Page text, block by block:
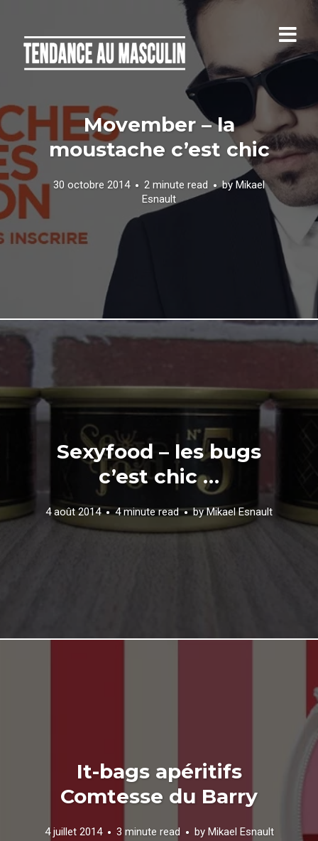
Movember – la
moustache c’est chic
30 octobre 2014 2 minute read by Mikael
Esnault
Sexyfood – les bugs
c’est chic …
4 août 2014 4 minute read byMikael Esnault
It-bags apéritifs
Comtesse du Barry
4 juillet 2014 3 minute read by Mikael Esnault